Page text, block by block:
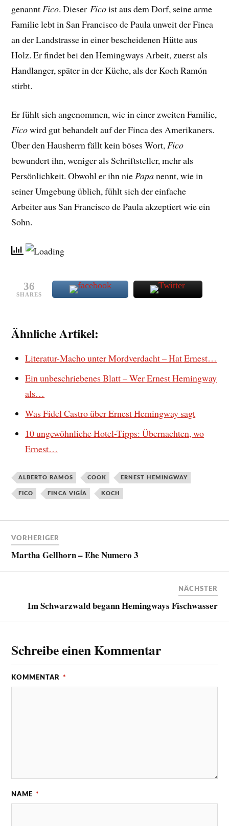
genannt Fico. Dieser Ficoist aus dem Dorf, seine arme
Familie lebt in San Francisco de Paula unweit der Finca
an der Landstrasse in einer bescheidenen Hütte aus
Holz. Er findet bei den Hemingways Arbeit, zuerst als
Handlanger, später in der Küche, als der Koch Ramón
stirbt.
Er fühlt sich angenommen, wie in einer zweiten Familie,
Ficowird gut behandelt auf der Finca des Amerikaners.
Über den Hausherrn fällt kein böses Wort,Fico
bewundert ihn, weniger als Schriftsteller, mehr als
Persönlichkeit. Obwohl er ihn niePapanennt, wie in
seiner Umgebung üblich, fühlt sich der einfache
Arbeiter aus San Francisco de Paula akzeptiert wie ein
Sohn.
36
SHARES
Ähnliche Artikel:
Literatur-Macho unter Mordverdacht – Hat Ernest…
Ein unbeschriebenes Blatt – Wer Ernest Hemingway
als…
Was Fidel Castro über Ernest Hemingway sagt
10 ungewöhnliche Hotel-Tipps: Übernachten, wo
Ernest…
ALBERTO RAMOS COOK ERNEST HEMINGWAY
FICO FINCA VIGÍA KOCH
VORHERIGER
Martha Gellhorn – Ehe Numero 3
NÄCHSTER
Im Schwarzwald begann Hemingways Fischwasser
Schreibe einen Kommentar
KOMMENTAR *
NAME *